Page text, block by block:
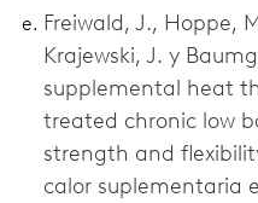
Freiwald, J., Hoppe,
Krajewski, J. y
supplemental heat
treated chronic low
strength and
calor suplementaria